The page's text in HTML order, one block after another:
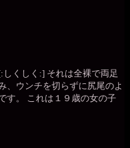
くしく:] それは全裸で両足
、ウンチを切らずに尻尾のよ
す。 これは１９歳の女の子